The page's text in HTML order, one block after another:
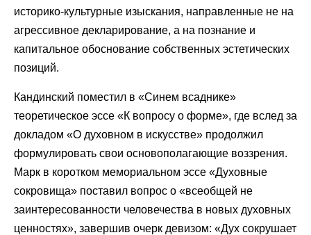
историко-культурные изыскания, направленные не на
агрессивное декларирование, а на познание и
капитальное обоснование собственных эстетических
позиций.
Кандинский поместил в «Синем всаднике»
теоретическое эссе «К вопросу о форме», где вслед за
докладом «О духовном в искусстве» продолжил
формулировать свои основополагающие воззрения.
Марк в коротком мемориальном эссе «Духовные
сокровища» поставил вопрос о «всеобщей не
заинтересованности человечества в новых духовных
ценностях», завершив очерк девизом: «Дух сокрушает